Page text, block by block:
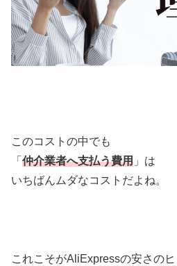
このコストの中でも
「 仲介業者へ支払う費用 」は
いちばんムダなコストだよね。
これこそがAliExpressの安さのヒ